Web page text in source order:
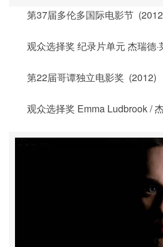
第37届多伦多国际电影节
观众选择奖 纪录片单元 杰瑞德·
第22届哥谭独立电影奖 (2012)
观众选择奖 Emma Ludbrook /